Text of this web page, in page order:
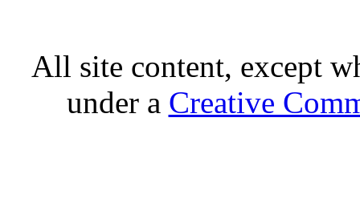
All site content, except
under a Creative